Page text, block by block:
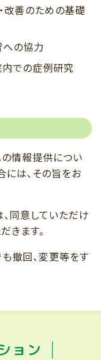
改善のための基礎
の協力
での症例研究
の情報提供につい
は、その旨をお
同意していただけ
きます。
撤回、変更等をす
ョン